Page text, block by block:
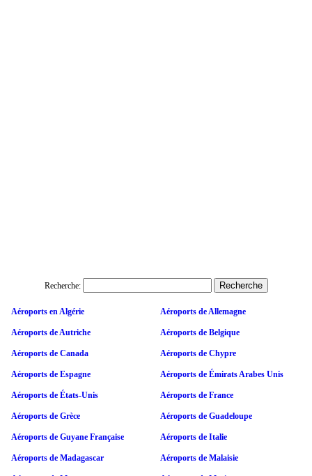
Recherche:
Aéroports en Algérie Aéroports de Allemagne
Aéroports de Autriche Aéroports de Belgique
Aéroports de Canada Aéroports de Chypre
Aéroports de Espagne Aéroports de Émirats Arabes Unis
Aéroports de États-Unis Aéroports de France
Aéroports de Grèce Aéroports de Guadeloupe
Aéroports de Guyane Française Aéroports de Italie
Aéroports de Madagascar Aéroports de Malaisie